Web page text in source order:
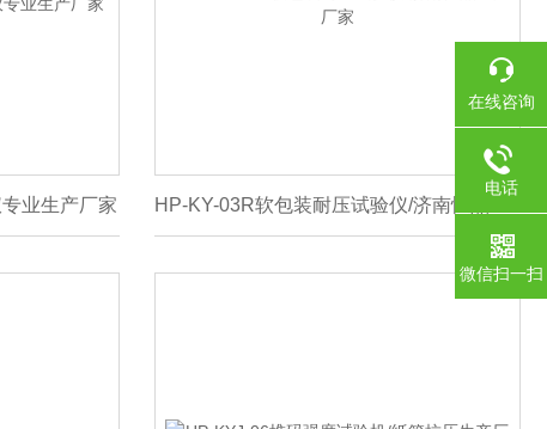
业生产厂家
在线咨询
电话
微信扫一扫